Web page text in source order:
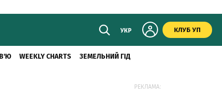
УКР КЛУБ УП
WEEKLY CHARTS ЗЕМЕЛЬНИЙ ГІД
РЕКЛАМА: